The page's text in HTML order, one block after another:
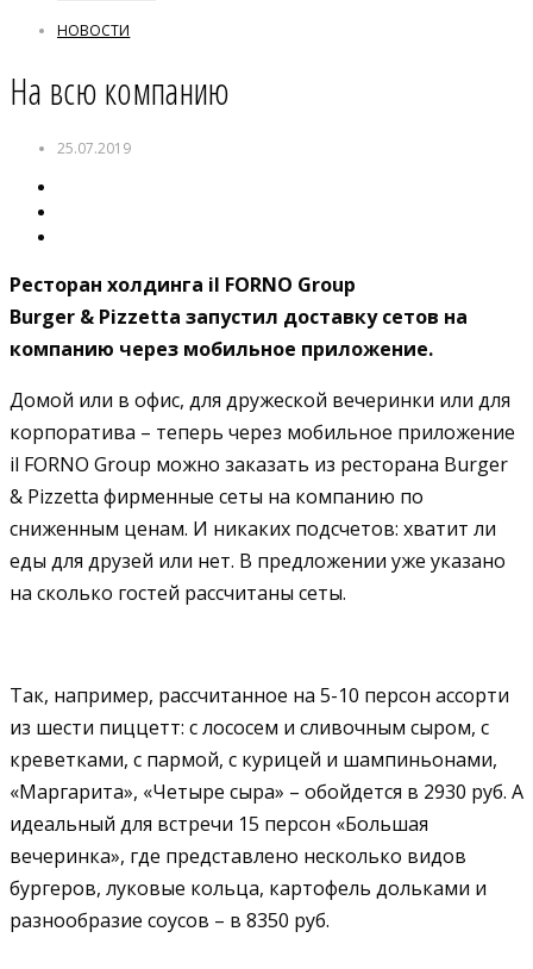
НОВОСТИ
На всю компанию
25.07.2019
Ресторан холдинга il FORNO Group
Burger & Pizzetta запустил доставку сетов на
компанию через мобильное приложение.
Домой или в офис, для дружеской вечеринки или для
корпоратива – теперь через мобильное приложение
il FORNO Group можно заказать из ресторана Burger
& Pizzetta фирменные сеты на компанию по
сниженным ценам. И никаких подсчетов: хватит ли
еды для друзей или нет. В предложении уже указано
на сколько гостей рассчитаны сеты.
Так, например, рассчитанное на 5-10 персон ассорти
из шести пиццетт: с лососем и сливочным сыром, с
креветками, с пармой, с курицей и шампиньонами,
«Маргарита», «Четыре сыра» – обойдется в 2930 руб. А
идеальный для встречи 15 персон «Большая
вечеринка», где представлено несколько видов
бургеров, луковые кольца, картофель дольками и
разнообразие соусов – в 8350 руб.